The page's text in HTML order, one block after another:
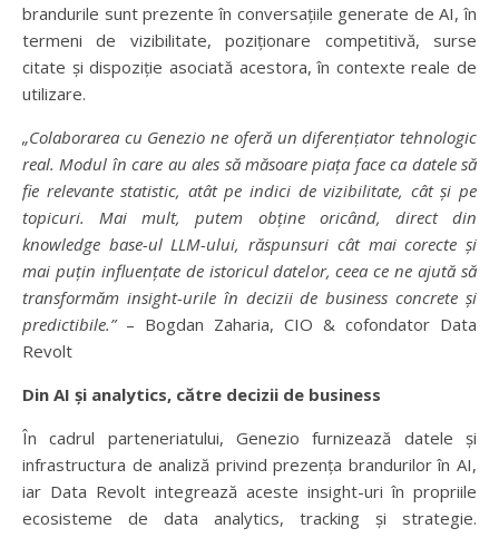
brandurile sunt prezente în conversațiile generate de AI, în
termeni de vizibilitate, poziționare competitivă, surse
citate și dispoziție asociată acestora, în contexte reale de
utilizare.
„Colaborarea cu Genezio ne oferă un diferențiator tehnologic
real. Modul în care au ales să măsoare piața face ca datele să
fie relevante statistic, atât pe indici de vizibilitate, cât și pe
topicuri. Mai mult, putem obține oricând, direct din
knowledge base-ul LLM-ului, răspunsuri cât mai corecte și
mai puțin influențate de istoricul datelor, ceea ce ne ajută să
transformăm insight-urile în decizii de business concrete și
predictibile.”– Bogdan Zaharia, CIO & cofondator Data
Revolt
Din AI și analytics, către decizii de business
În cadrul parteneriatului, Genezio furnizează datele și
infrastructura de analiză privind prezența brandurilor în AI,
iar Data Revolt integrează aceste insight-uri în propriile
ecosisteme de data analytics, tracking și strategie.